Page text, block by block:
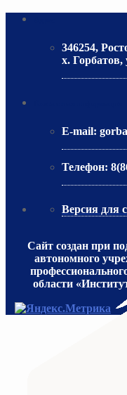
346254,
х. Горбатов,
E-mail:
Телефон:
Версия для
Сайт создан при
автономного
области